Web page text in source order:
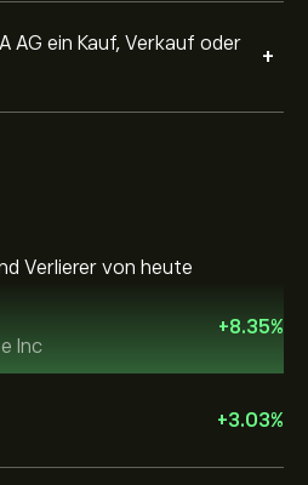
AG ein Kauf, Verkauf oder
+
Verlierer von heute
Inc
+8.35%
+3.03%